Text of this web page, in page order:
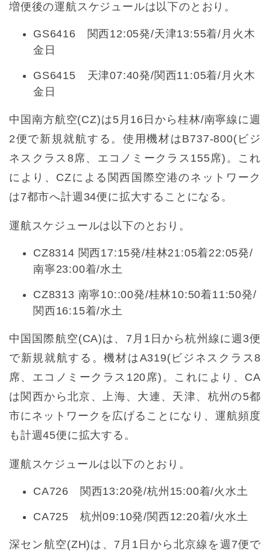
増便後の運航スケジュールは以下のとおり。
GS6416 関西12:05発/天津13:55着/月火木
金日
GS6415 天津07:40発/関西11:05着/月火木
金日
中国南方航空(CZ)は5月16日から桂林/南寧線に週
2便で新規就航する。使用機材はB737-800(ビジ
ネスクラス8席、エコノミークラス155席)。これ
により、CZによる関西国際空港のネットワーク
は7都市へ計週34便に拡大することになる。
運航スケジュールは以下のとおり。
CZ8314 関西17:15発/桂林21:05着22:05発/
南寧23:00着/水土
CZ8313 南寧10::00発/桂林10:50着11:50発/
関西16:15着/水土
中国国際航空(CA)は、7月1日から杭州線に週3便
で新規就航する。機材はA319(ビジネスクラス8
席、エコノミークラス120席)。これにより、CA
は関西から北京、上海、大連、天津、杭州の5都
市にネットワークを広げることになり、運航頻度
も計週45便に拡大する。
運航スケジュールは以下のとおり。
CA726 関西13:20発/杭州15:00着/火水土
CA725 杭州09:10発/関西12:20着/火水土
深セン航空(ZH)は、7月1日から北京線を週7便で